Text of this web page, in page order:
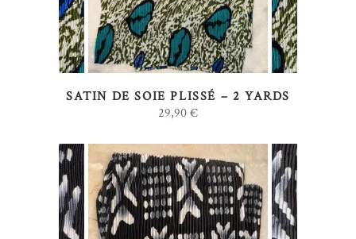
SATIN DE SOIE PLISSÉ – 2 YARDS
29,90€